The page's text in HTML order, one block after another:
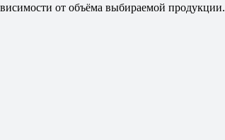
от объёма выбираемой продукции.